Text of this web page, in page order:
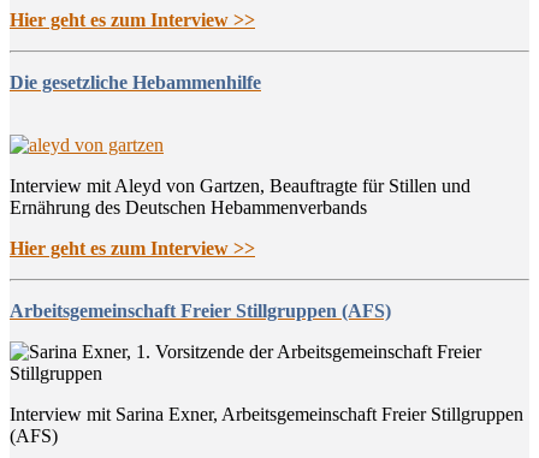
Hier geht es zum Interview >>
Die gesetzliche Hebammenhilfe
Interview mit Aleyd von Gartzen, Beauftragte für Stillen und
Ernährung des Deutschen Hebammenverbands
Hier geht es zum Interview >>
Arbeitsgemeinschaft Freier Stillgruppen (AFS)
Interview mit Sarina Exner, Arbeitsgemeinschaft Freier Stillgruppen
(AFS)